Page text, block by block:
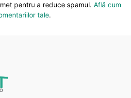
pentru a reduce spamul. Află cum
tale.